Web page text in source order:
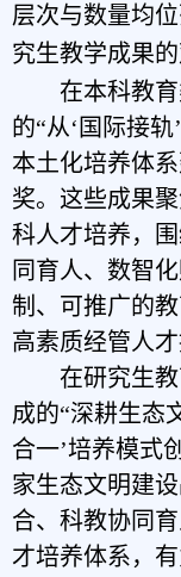
层次与数量均
究生教学成果的
在本科教
的“从‘ 国际接轨’
本土化培养体
奖。这些成果
科人才培养，
同育人、 数智
制、可推广的
高素质经管人
在研究生
成的“深耕生态
合一’培养模式
家生态文明建
合、科教协同
才培养体系，